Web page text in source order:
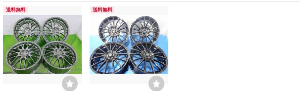
送料無料 送料無料